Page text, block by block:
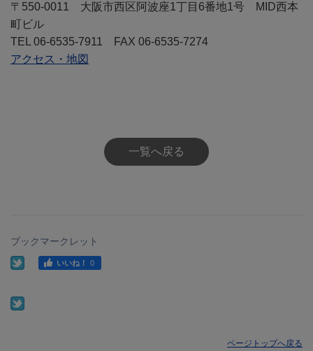
〒550-0011 大阪市西区阿波座1丁目6番地1号 MID西本
町ビル
TEL 06-6535-7911 FAX 06-6535-7274
アクセス・地図
一覧へ戻る
ブックマークレット
ページトップへ戻る